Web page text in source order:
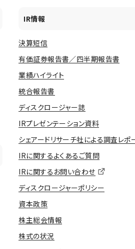
IR情報
決算短信
有価証券報告書／四半期報告書
業績ハイライト
統合報告書
ディスクロージャー誌
IRプレゼンテーション資料
シェアードリサーチ社による調査レポ
IRに関するよくあるご質問
IRに関するお問い合わせ
ディスクロージャーポリシー
資本政策
株主総会情報
株式の状況